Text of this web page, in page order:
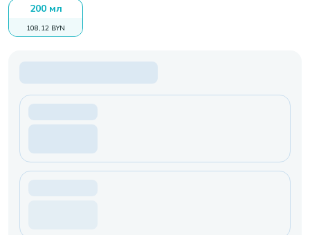
200 мл
108,12 BYN